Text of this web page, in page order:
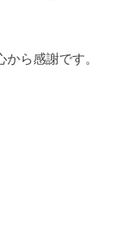
ら感謝です。